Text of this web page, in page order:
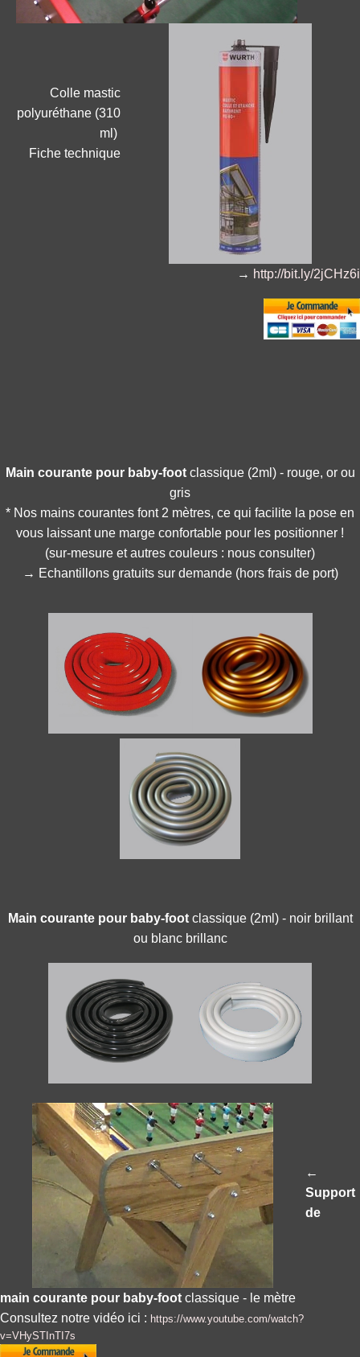
Colle mastic
polyuréthane (310
ml)
Fiche technique
→ http://bit.ly/2jCHz6i
Main courante pour baby-foot classique (2ml) - rouge, or ou
gris
* Nos mains courantes font 2 mètres, ce qui facilite la pose en
vous laissant une marge confortable pour les positionner !
(sur-mesure et autres couleurs : nous consulter)
→ Echantillons gratuits sur demande (hors frais de port)
Main courante pour baby-foot classique (2ml) - noir brillant
ou blanc brillanc
←
Support
de
main courante pour baby-foot classique - le mètre
Consultez notre vidéo ici : https://www.youtube.com/watch?
v=VHySTInTI7s